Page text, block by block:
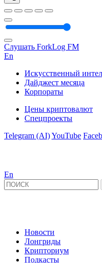
Слушать ForkLog FM
En
Искусственный
Дайджест месяца
Корпораты
Цены криптовалют
Спецпроекты
Telegram (AI)YouTube
En
Новости
Лонгриды
Крипториум
Подкасты